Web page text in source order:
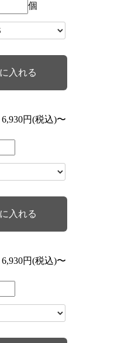
個
6,930円(税込)〜
6,930円(税込)〜